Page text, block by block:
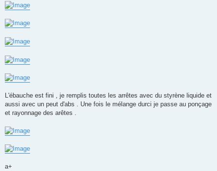
L'ébauche est fini , je remplis toutes les arrêtes avec du styrène liquide et
aussi avec un peut d'abs . Une fois le mélange durci je passe au ponçage
et rayonnage des arêtes .
a+